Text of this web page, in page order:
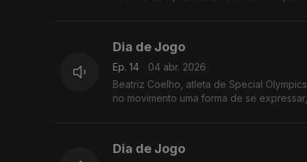
Dia de Jogo
Ep. 14
04 abr. 2026
Beatriz Coelho, atleta de Special
no movimento uma forma de se
Dia de Jogo